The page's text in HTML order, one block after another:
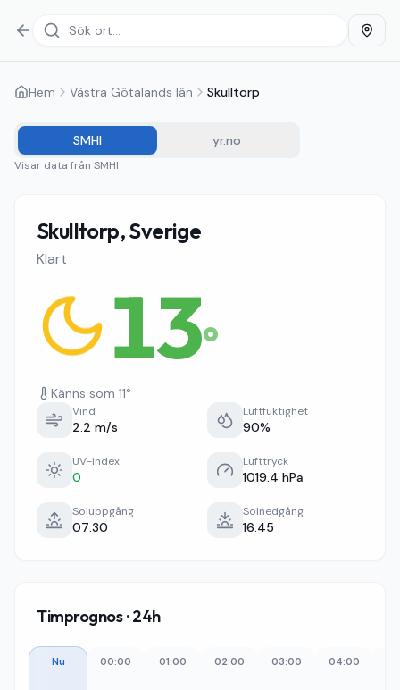
Hem Västra Götalands län Skulltorp
SMHI yr.no
Visar data från SMHI
Skulltorp, Sverige
Klart
13°
Känns som 11°
Vind
2.2 m/s
Luftfuktighet
90%
UV-index
0
Lufttryck
1019.4 hPa
Soluppgång
07:30
Solnedgång
16:45
Timprognos · 24h
Nu 00:00 01:00 02:00 03:00 04:00